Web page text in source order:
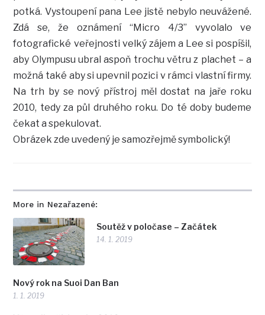
More in Nezařazené:
Soutěž v poločase – Začátek
14. 1. 2019
Nový rok na Suoi Dan Ban
1. 1. 2019
potká. Vystoupení pana Lee jistě nebylo neuvážené.
Zdá se, že oznámení “Micro 4/3” vyvolalo ve
fotografické veřejnosti velký zájem a Lee si pospíšil,
aby Olympusu ubral aspoň trochu větru z plachet – a
možná také aby si upevnil pozici v rámci vlastní firmy.
Na trh by se nový přístroj měl dostat na jaře roku
2010, tedy za půl druhého roku. Do té doby budeme
čekat a spekulovat.
Obrázek zde uvedený je samozřejmě symbolický!